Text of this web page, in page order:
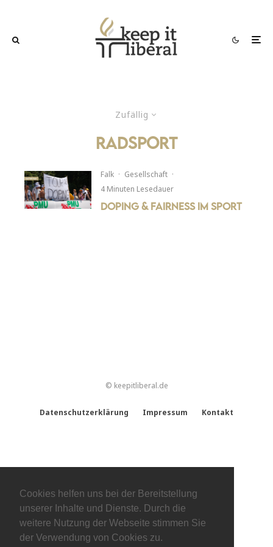
Cookies helfen uns bei der Bereitstellung
unserer Inhalte und Dienste. Durch die
weitere Nutzung der Webseite stimmen Sie
der Verwendung von Cookies zu.
Zufällig
radsport
Falk · Gesellschaft ·
4 Minuten Lesedauer
Doping & Fairness im Sport
© keepitliberal.de
Datenschutzerklärung Impressum Kontakt